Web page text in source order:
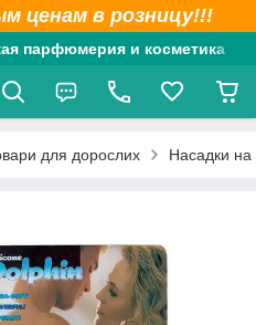
ценам в розницу!!!
парфюмерия и косметика
для дорослих Насадки на